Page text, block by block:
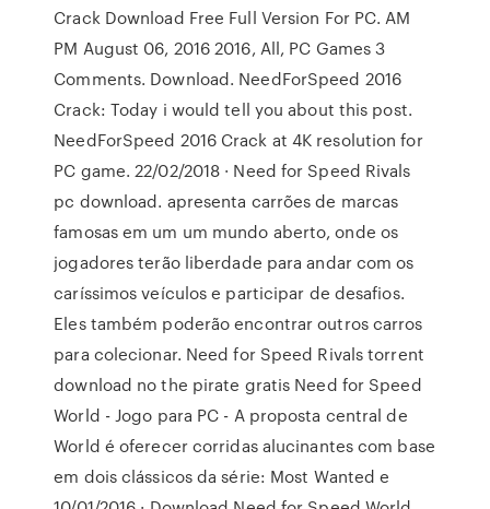
Crack Download Free Full Version For PC. AM
PM August 06, 2016 2016, All, PC Games 3
Comments. Download. NeedForSpeed 2016
Crack: Today i would tell you about this post.
NeedForSpeed 2016 Crack at 4K resolution for
PC game. 22/02/2018 · Need for Speed Rivals
pc download. apresenta carrões de marcas
famosas em um um mundo aberto, onde os
jogadores terão liberdade para andar com os
caríssimos veículos e participar de desafios.
Eles também poderão encontrar outros carros
para colecionar. Need for Speed Rivals torrent
download no the pirate gratis Need for Speed
World - Jogo para PC - A proposta central de
World é oferecer corridas alucinantes com base
em dois clássicos da série: Most Wanted e